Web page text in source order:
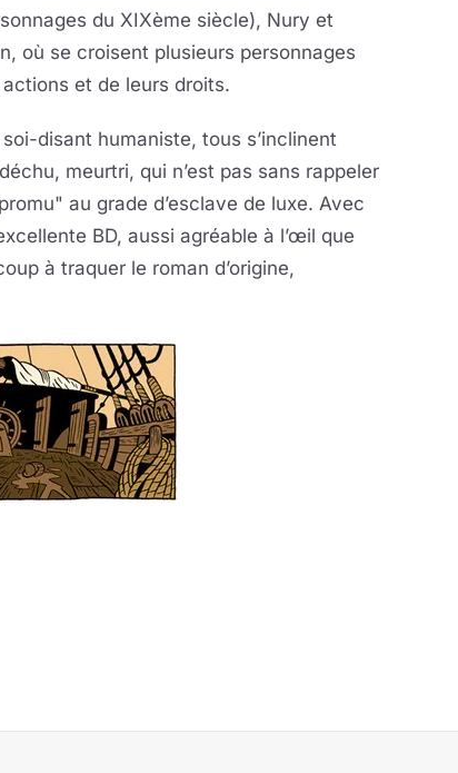
du XIXème siècle), Nury et
où se croisent plusieurs personnages
et de leurs droits.
disant humaniste, tous s’inclinent
meurtri, qui n’est pas sans rappeler
au grade d’esclave de luxe. Avec
BD, aussi agréable à l’œil que
à traquer le roman d’origine,